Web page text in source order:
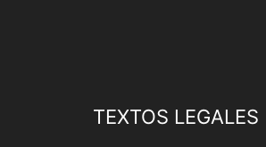
TEXTOS LEGALES